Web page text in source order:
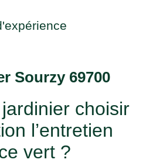
Sourzy 69700
choisir
l’entretien
vert ?